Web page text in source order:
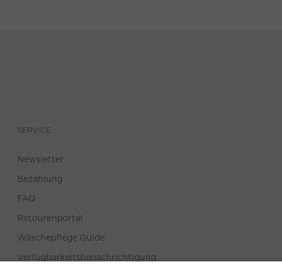
SERVICE
Newsletter
Bezahlung
FAQ
Retourenportal
Wäschepflege Guide
Verfügbarkeitsbenachrichtigung